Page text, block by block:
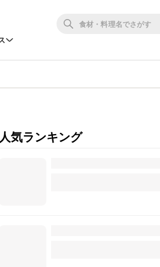
人気ランキング